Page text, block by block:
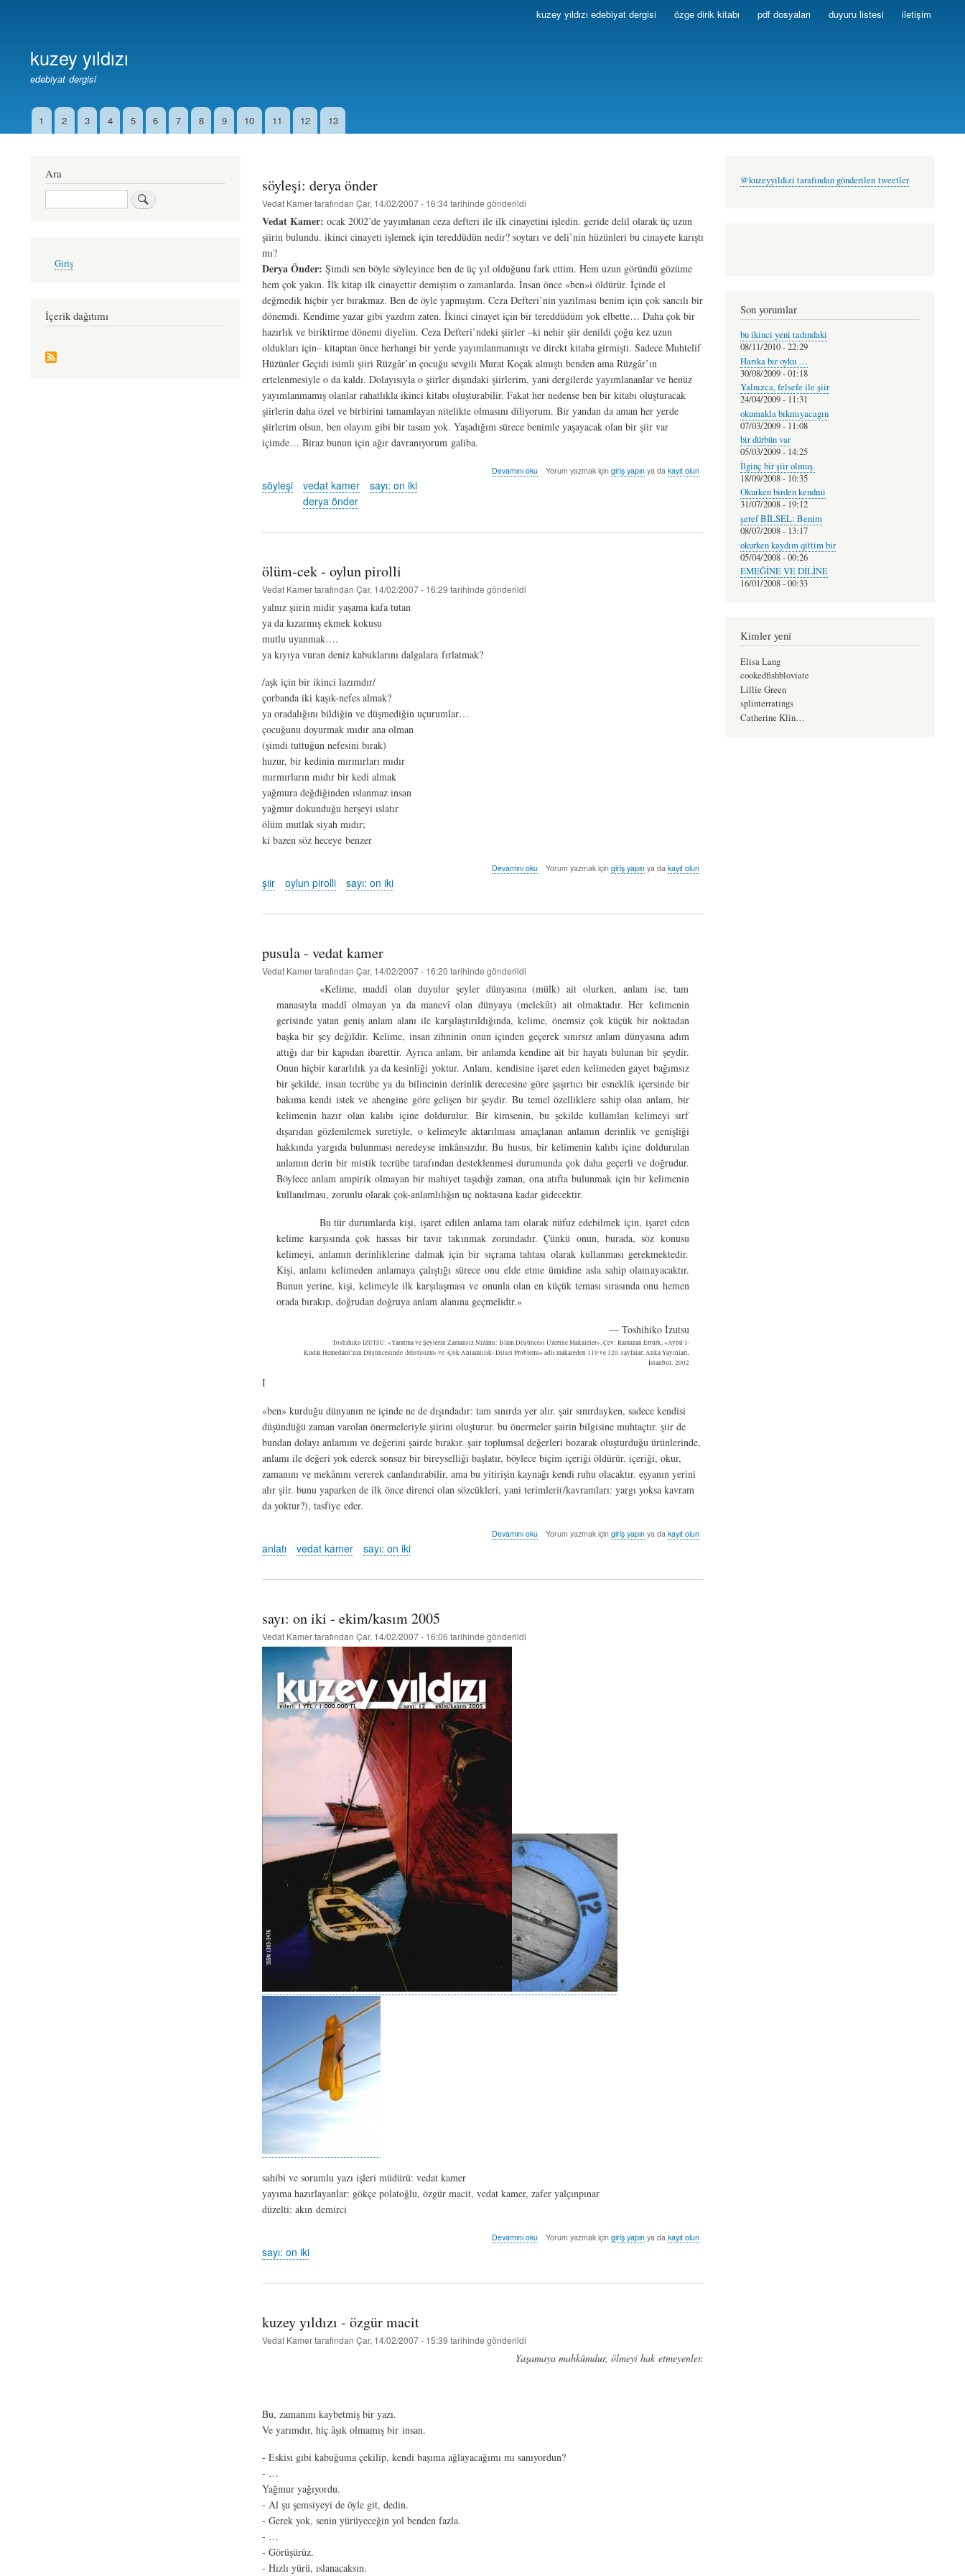
kuzey yıldızı edebiyat dergisi özge dirik kitabı pdf dosyaları duyuru listesi iletişim
kuzey yıldızı
edebiyat dergisi
İkincil1 2 3 4 5 6 7 8 9 10 11 12 13
söyleşi: derya önder
Vedat Kamertarafından Çar, 14/02/2007 - 16:34tarihinde gönderildi
Vedat Kamer: ocak 2002’de yayımlanan ceza defteri ile ilk cinayetini işledin. geride delil olarak üç uzun
şiirin bulundu. ikinci cinayeti işlemek için tereddüdün nedir? soytarı ve deli’nin hüzünleri bu cinayete karıştı
mı?
Derya Önder: Şimdi sen böyle söyleyince ben de üç yıl olduğunu fark ettim. Hem uzun göründü gözüme
hem çok yakın. İlk kitap ilk cinayettir demiştim o zamanlarda. İnsan önce «ben»i öldürür. İçinde el
değmedik hiçbir yer bırakmaz. Ben de öyle yapmıştım. Ceza Defteri’nin yazılması benim için çok sancılı bir
dönemdi. Kendime yazar gibi yazdım zaten. İkinci cinayet için bir tereddüdüm yok elbette… Daha çok bir
hazırlık ve biriktirme dönemi diyelim. Ceza Defteri’ndeki şiirler –ki nehir şiir denildi çoğu kez uzun
oldukları için– kitaptan önce herhangi bir yerde yayımlanmamıştı ve direkt kitaba girmişti. Sadece Muhtelif
Hüzünler Geçidi isimli şiiri Rüzgâr’ın çocuğu sevgili Murat Koçak almıştı benden ama Rüzgâr’ın
ertelenmesiyle o da kaldı. Dolayısıyla o şiirler dışındaki şiirlerim, yani dergilerde yayımlananlar ve henüz
yayımlanmamış olanlar rahatlıkla ikinci kitabı oluşturabilir. Fakat her nedense ben bir kitabı oluşturacak
şiirlerin daha özel ve birbirini tamamlayan nitelikte olmasını diliyorum. Bir yandan da aman her yerde
şiirlerim olsun, ben olayım gibi bir tasam yok. Yaşadığım sürece benimle yaşayacak olan bir şiir var
içimde… Biraz bunun için ağır davranıyorum galiba.
söyleşi:
Devamını oku Yorum yazmak içingiriş yapın ya dakayıt olun
söyleşi
vedat kamer
derya önder
sayı: on iki
ölüm-cek - oylun pirolli
Vedat Kamertarafından Çar, 14/02/2007 - 16:29 tarihinde gönderildi
yalnız şiirin midir yaşama kafa tutan
ya da kızarmış ekmek kokusu
mutlu uyanmak….
ya kıyıya vuran deniz kabuklarını dalgalara fırlatmak?
/aşk için bir ikinci lazımdır/
çorbanda iki kaşık-nefes almak?
ya oradalığını bildiğin ve düşmediğin uçurumlar…
çocuğunu doyurmak mıdır ana olman
(şimdi tuttuğun nefesini bırak)
huzur, bir kedinin mırmırları mıdır
mırmırların mıdır bir kedi almak
yağmura değdiğinden ıslanmaz insan
yağmur dokunduğu herşeyi ıslatır
ölüm mutlak siyah mıdır;
ki bazen söz heceye benzer
ölüm-
pirolli
Devamını oku Yorum yazmak içingiriş yapın ya dakayıt olun
şiir oylun pirolli sayı: on iki
pusula - vedat kamer
Vedat Kamertarafından Çar, 14/02/2007 - 16:20 tarihinde gönderildi
«Kelime, maddî olan duyulur şeyler dünyasına (mülk) ait olurken, anlam ise, tam
manasıyla maddî olmayan ya da manevî olan dünyaya (melekût) ait olmaktadır. Her kelimenin
gerisinde yatan geniş anlam alanı ile karşılaştırıldığında, kelime, önemsiz çok küçük bir noktadan
başka bir şey değildir. Kelime, insan zihninin onun içinden geçerek sınırsız anlam dünyasına adım
attığı dar bir kapıdan ibarettir. Ayrıca anlam, bir anlamda kendine ait bir hayatı bulunan bir şeydir.
Onun hiçbir kararlılık ya da kesinliği yoktur. Anlam, kendisine işaret eden kelimeden gayet bağımsız
bir şekilde, insan tecrübe ya da bilincinin derinlik derecesine göre şaşırtıcı bir esneklik içersinde bir
bakıma kendi istek ve ahengine göre gelişen bir şeydir. Bu temel özelliklere sahip olan anlam, bir
kelimenin hazır olan kalıbı içine doldurulur. Bir kimsenin, bu şekilde kullanılan kelimeyi sırf
dışarıdan gözlemlemek suretiyle, o kelimeyle aktarılması amaçlanan anlamın derinlik ve genişliği
hakkında yargıda bulunması neredeyse imkânsızdır. Bu husus, bir kelimenin kalıbı içine doldurulan
anlamın derin bir mistik tecrübe tarafından desteklenmesi durumunda çok daha geçerli ve doğrudur.
Böylece anlam ampirik olmayan bir mahiyet taşıdığı zaman, ona atıfta bulunmak için bir kelimenin
kullanılması, zorunlu olarak çok-anlamlılığın uç noktasına kadar gidecektir.
Bu tür durumlarda kişi, işaret edilen anlama tam olarak nüfuz edebilmek için, işaret eden
kelime karşısında çok hassas bir tavır takınmak zorundadır. Çünkü onun, burada, söz konusu
kelimeyi, anlamın derinliklerine dalmak için bir sıçrama tahtası olarak kullanması gerekmektedir.
Kişi, anlamı kelimeden anlamaya çalıştığı sürece onu elde etme ümidine asla sahip olamayacaktır.
Bunun yerine, kişi, kelimeyle ilk karşılaşması ve onunla olan en küçük teması sırasında onu hemen
orada bırakıp, doğrudan doğruya anlam alanına geçmelidir.»
— Toshihiko İzutsu
ToshihikoİZUTSU: «Yaratma ve Şeylerin Zamansız Nizâmı: İslâm Düşüncesi Üzerine Makaleler», Çev: Ramazan Ertürk, «Aynü’l-
Kudât Hemedânî’nin Düşüncesinde ‹Mistisizm› ve ‹Çok-Anlamlılık› Dilsel Problemi» adlı makaleden 119 ve 120. sayfalar, Anka Yayınları,
İstanbul, 2002
I
«ben» kurduğu dünyanın ne içinde ne de dışındadır: tam sınırda yer alır. şair sınırdayken, sadece kendisi
düşündüğü zaman varolan önermeleriyle şiirini oluşturur. bu önermeler şairin bilgisine muhtaçtır. şiir de
bundan dolayı anlamını ve değerini şairde bırakır. şair toplumsal değerleri bozarak oluşturduğu ürünlerinde,
anlamı ile değeri yok ederek sonsuz bir bireyselliği başlatır, böylece biçim içeriği öldürür. içeriği, okur,
zamanını ve mekânını vererek canlandırabilir, ama bu yitirişin kaynağı kendi ruhu olacaktır. eşyanın yerini
alır şiir. bunu yaparken de ilk önce direnci olan sözcükleri, yani terimleri(/kavramları: yargı yoksa kavram
da yoktur?), tasfiye eder.
pusula
hakkında
Devamını oku Yorum yazmak içingiriş yapın ya dakayıt olun
anlatı vedat kamer sayı: on iki
sayı: on iki - ekim/kasım 2005
Vedat Kamertarafından Çar, 14/02/2007 - 16:06 tarihinde gönderildi
sahibi ve sorumlu yazı işleri müdürü: vedat kamer
yayıma hazırlayanlar: gökçe polatoğlu, özgür macit, vedat kamer, zafer yalçınpınar
düzelti: akın demirci
sayı:
ekim/kasım
Devamını oku Yorum yazmak içingiriş yapın ya dakayıt olun
sayı: on iki
kuzey yıldızı - özgür macit
Vedat Kamertarafından Çar, 14/02/2007 - 15:39 tarihinde gönderildi
Yaşamaya mahkûmdur, ölmeyi hak etmeyenler.
Bu, zamanını kaybetmiş bir yazı.
Ve yarımdır, hiç âşık olmamış bir insan.
- Eskisi gibi kabuğuma çekilip, kendi başıma ağlayacağımı mı sanıyordun?
- …
Yağmur yağıyordu.
- Al şu şemsiyeyi de öyle git, dedin.
- Gerek yok, senin yürüyeceğin yol benden fazla.
- …
- Görüşürüz.
- Hızlı yürü, ıslanacaksın.
Ara
Ara
account
Giriş
İçerik dağıtımı
@kuzeyyildizi tarafından gönderilen tweetler
Son yorumlar
bu ikinci yeni tadındaki
08/11/2010 - 22:29
Harıka bır oyku …
30/08/2009 - 01:18
Yalnızca, felsefe ile şiir
24/04/2009 - 11:31
okumakla bıkmıyacagın
07/03/2009 - 11:08
bir dürbün var
05/03/2009 - 14:25
İlginç bir şiir olmuş.
18/09/2008 - 10:35
Okurken birden kendmi
31/07/2008 - 19:12
şeref BİLSEL: Benim
08/07/2008 - 13:17
okurken kaydım qittim bir
05/04/2008 - 00:26
EMEĞİNE VE DİLİNE
16/01/2008 - 00:33
Kimler yeni
Elisa Lang
cookedfishbloviate
Lillie Green
splinterratings
Catherine Klin…